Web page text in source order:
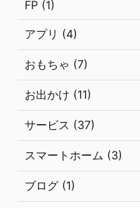
FP (1)
アプリ (4)
おもちゃ (7)
お出かけ (11)
サービス (37)
スマートホーム (3)
ブログ (1)